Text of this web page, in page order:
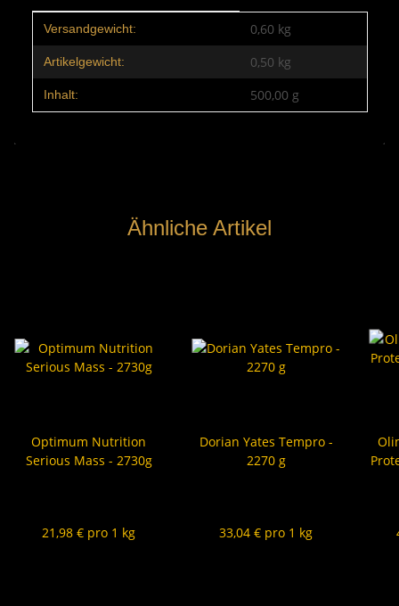
Produkteigenschaft
Wert
Versandgewicht: 0,60 kg
Artikelgewicht: 0,50 kg
Inhalt: 500,00 g
Ähnliche Artikel
Optimum Nutrition
Serious Mass - 2730g
21,98 € pro 1 kg
Dorian Yates Tempro -
2270 g
33,04 € pro 1 kg